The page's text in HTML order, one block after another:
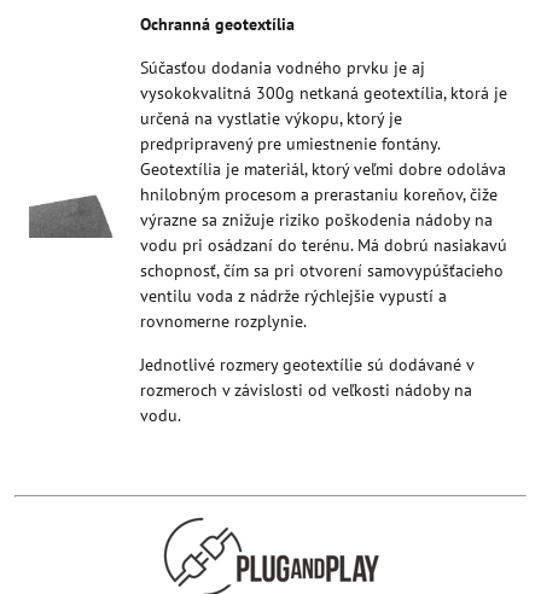
Ochranná geotextília
Súčasťou dodania vodného prvku je aj
vysokokvalitná 300g netkaná geotextília, ktorá je
určená na vystlatie výkopu, ktorý je
predpripravený pre umiestnenie fontány.
Geotextília je materiál, ktorý veľmi dobre odoláva
hnilobným procesom a prerastaniu koreňov, čiže
výrazne sa znižuje riziko poškodenia nádoby na
vodu pri osádzaní do terénu. Má dobrú nasiakavú
schopnosť, čím sa pri otvorení samovypúšťacieho
ventilu voda z nádrže rýchlejšie vypustí a
rovnomerne rozplynie.
Jednotlivé rozmery geotextílie sú dodávané v
rozmeroch v závislosti od veľkosti nádoby na
vodu.